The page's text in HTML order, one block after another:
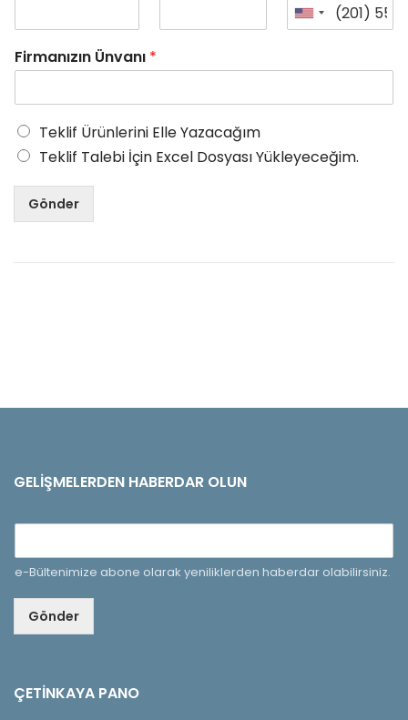
Firmanızın Ünvanı *
Teklif Ürünlerini Elle Yazacağım
Teklif Talebi İçin Excel Dosyası Yükleyeceğim.
Gönder
GELIŞMELERDEN HABERDAR OLUN
e-Bültenimize abone olarak yeniliklerden haberdar olabilirsiniz.
Gönder
ÇETINKAYA PANO